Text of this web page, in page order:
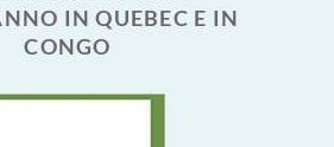
IN QUEBEC E IN
CONGO